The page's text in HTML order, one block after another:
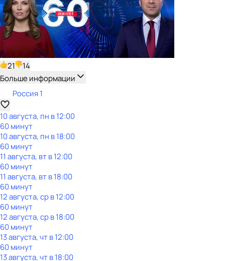
21
14
Больше информации
Россия 1
10 августа, пн в 12:00
60 минут
10 августа, пн в 18:00
60 минут
11 августа, вт в 12:00
60 минут
11 августа, вт в 18:00
60 минут
12 августа, ср в 12:00
60 минут
12 августа, ср в 18:00
60 минут
13 августа, чт в 12:00
60 минут
13 августа, чт в 18:00